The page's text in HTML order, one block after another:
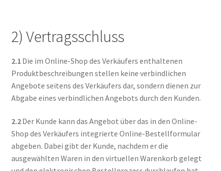
2) Vertragsschluss
2.1 Die im Online-Shop des Verkäufers enthaltenen
Produktbeschreibungen stellen keine verbindlichen
Angebote seitens des Verkäufers dar, sondern dienen zur
Abgabe eines verbindlichen Angebots durch den Kunden.
2.2Der Kunde kann das Angebot über das in den Online-
Shop des Verkäufers integrierte Online-Bestellformular
abgeben. Dabei gibt der Kunde, nachdem er die
ausgewählten Waren in den virtuellen Warenkorb gelegt